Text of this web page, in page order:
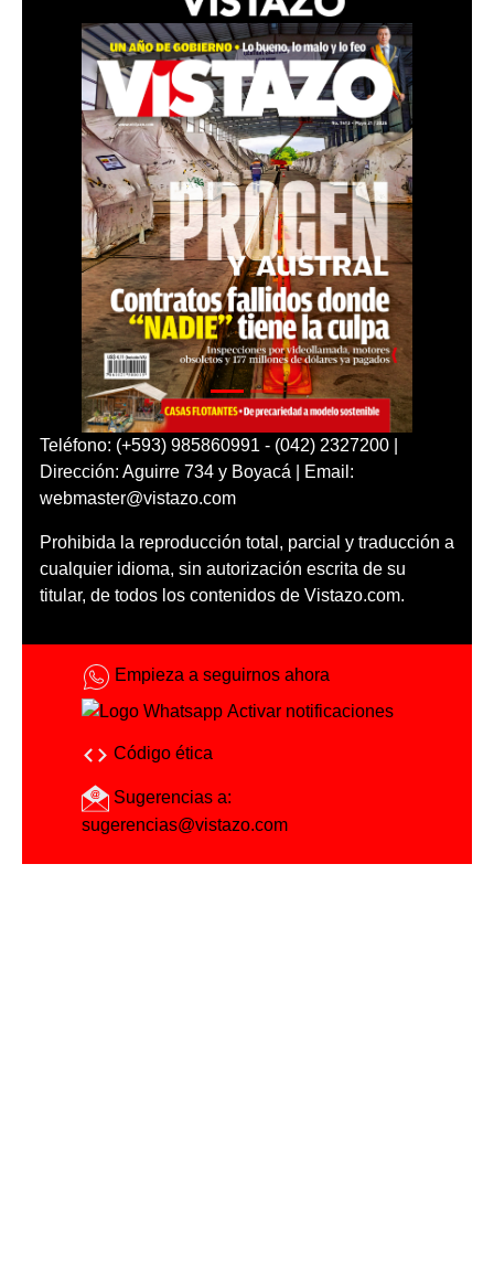
Teléfono: (+593) 985860991 - (042) 2327200 |
Dirección: Aguirre 734 y Boyacá | Email:
webmaster@vistazo.com
Prohibida la reproducción total, parcial y traducción a
cualquier idioma, sin autorización escrita de su
titular, de todos los contenidos de Vistazo.com.
Empieza a seguirnos ahora
Activar notificaciones
Código ética
Sugerencias a:
sugerencias@vistazo.com